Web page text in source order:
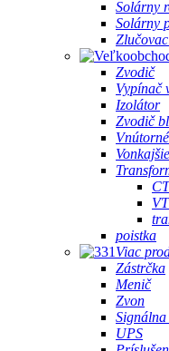
Solárny
Solárny
Zvodič
Vypínač
Izolátor
Zvodič
CT
VT
poistka
Viac
Zástrčka
Menič
Zvon
UPS